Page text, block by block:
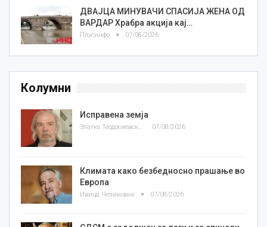
ДВАЈЦА МИНУВАЧИ СПАСИЈА ЖЕНА ОД
ВАРДАР Храбра акција кај…
Плусинфо 07/08/2026
Колумни
Исправена земја
07/08/2026
Климата како безбедносно прашање во
Европа
Ивица Челиковиќ 07/08/2026